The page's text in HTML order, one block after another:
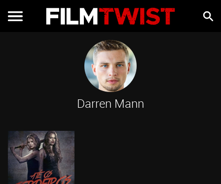
Darren Mann